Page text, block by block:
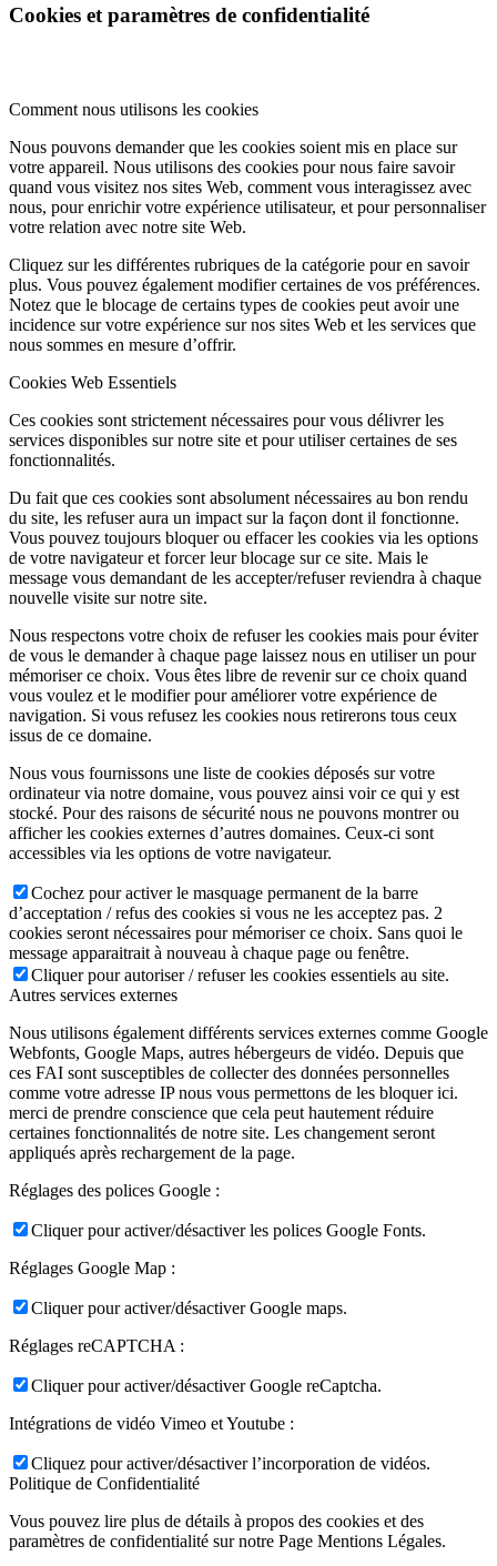
Cookies et paramètres de confidentialité
Comment nous utilisons les cookies
Nous pouvons demander que les cookies soient mis en place sur
votre appareil. Nous utilisons des cookies pour nous faire savoir
quand vous visitez nos sites Web, comment vous interagissez avec
nous, pour enrichir votre expérience utilisateur, et pour personnaliser
votre relation avec notre site Web.
Cliquez sur les différentes rubriques de la catégorie pour en savoir
plus. Vous pouvez également modifier certaines de vos préférences.
Notez que le blocage de certains types de cookies peut avoir une
incidence sur votre expérience sur nos sites Web et les services que
nous sommes en mesure d’offrir.
Cookies Web Essentiels
Ces cookies sont strictement nécessaires pour vous délivrer les
services disponibles sur notre site et pour utiliser certaines de ses
fonctionnalités.
Du fait que ces cookies sont absolument nécessaires au bon rendu
du site, les refuser aura un impact sur la façon dont il fonctionne.
Vous pouvez toujours bloquer ou effacer les cookies via les options
de votre navigateur et forcer leur blocage sur ce site. Mais le
message vous demandant de les accepter/refuser reviendra à chaque
nouvelle visite sur notre site.
Nous respectons votre choix de refuser les cookies mais pour éviter
de vous le demander à chaque page laissez nous en utiliser un pour
mémoriser ce choix. Vous êtes libre de revenir sur ce choix quand
vous voulez et le modifier pour améliorer votre expérience de
navigation. Si vous refusez les cookies nous retirerons tous ceux
issus de ce domaine.
Nous vous fournissons une liste de cookies déposés sur votre
ordinateur via notre domaine, vous pouvez ainsi voir ce qui y est
stocké. Pour des raisons de sécurité nous ne pouvons montrer ou
afficher les cookies externes d’autres domaines. Ceux-ci sont
accessibles via les options de votre navigateur.
Cochez pour activer le masquage permanent de la barre
d’acceptation / refus des cookies si vous ne les acceptez pas. 2
cookies seront nécessaires pour mémoriser ce choix. Sans quoi le
message apparaitrait à nouveau à chaque page ou fenêtre.
Cliquer pour autoriser / refuser les cookies essentiels au site.
Autres services externes
Nous utilisons également différents services externes comme Google
Webfonts, Google Maps, autres hébergeurs de vidéo. Depuis que
ces FAI sont susceptibles de collecter des données personnelles
comme votre adresse IP nous vous permettons de les bloquer ici.
merci de prendre conscience que cela peut hautement réduire
certaines fonctionnalités de notre site. Les changement seront
appliqués après rechargement de la page.
Réglages des polices Google :
Cliquer pour activer/désactiver les polices Google Fonts.
Réglages Google Map :
Cliquer pour activer/désactiver Google maps.
Réglages reCAPTCHA :
Cliquer pour activer/désactiver Google reCaptcha.
Intégrations de vidéo Vimeo et Youtube :
Cliquez pour activer/désactiver l’incorporation de vidéos.
Politique de Confidentialité
Vous pouvez lire plus de détails à propos des cookies et des
paramètres de confidentialité sur notre Page Mentions Légales.